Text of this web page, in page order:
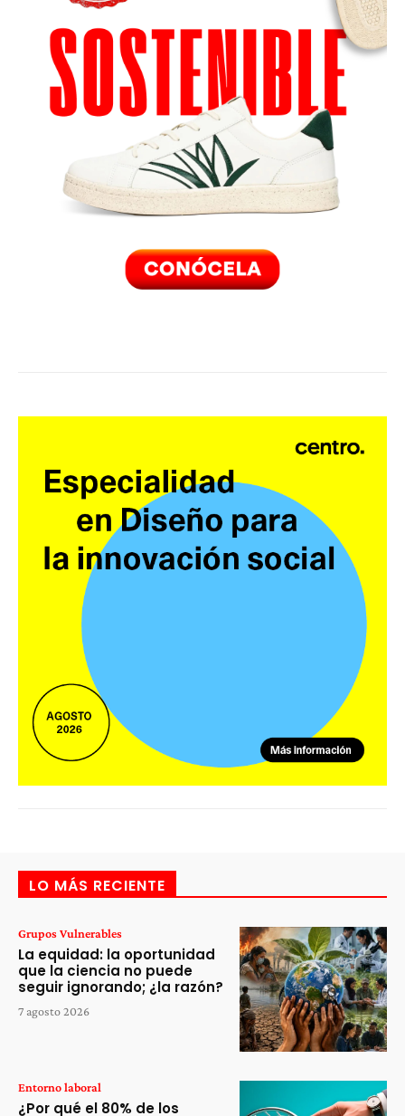
LO MÁS RECIENTE
Grupos Vulnerables
La equidad: la oportunidad
que la ciencia no puede
seguir ignorando; ¿la razón?
7 agosto 2026
Entorno laboral
¿Por qué el 80% de los